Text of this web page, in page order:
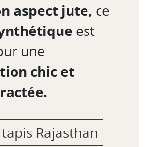
aspect jute, ce
est
une
chic et
Rajasthan